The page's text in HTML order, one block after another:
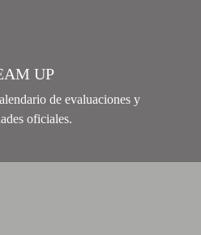
UP
de evaluaciones y
oficiales.